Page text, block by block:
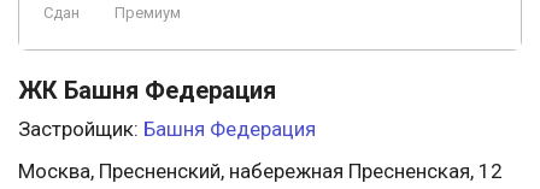
Сдан Премиум
ЖК Башня Федерация
Застройщик: Башня Федерация
Москва, Пресненский, набережная Пресненская, 12